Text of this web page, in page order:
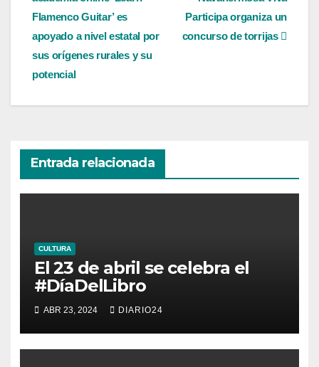
de
entradas
Participa organiza un
concurso de torrijas
Flamenco Guitar’ es
apoyado a nivel estatal por
sus orígenes rurales y su
potencial
Entrada relacionada
CULTURA
El 23 de abril se celebra el
#DíaDelLibro
ABR 23, 2024 DIARIO24